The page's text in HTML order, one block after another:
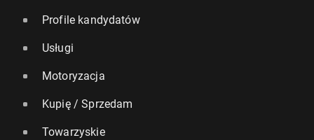
Profile kandydatów
Usługi
Motoryzacja
Kupię / Sprzedam
Towarzyskie